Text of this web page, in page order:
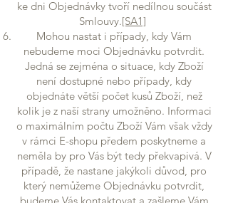
ke dni Objednávky tvoří nedílnou součást
Smlouvy.[SA1]
Mohou nastat i případy, kdy Vám
nebudeme moci Objednávku potvrdit.
Jedná se zejména o situace, kdy Zboží
není dostupné nebo případy, kdy
objednáte větší počet kusů Zboží, než
kolik je z naší strany umožněno. Informaci
o maximálním počtu Zboží Vám však vždy
v rámci E-shopu předem poskytneme a
neměla by pro Vás být tedy překvapivá. V
případě, že nastane jakýkoli důvod, pro
který nemůžeme Objednávku potvrdit,